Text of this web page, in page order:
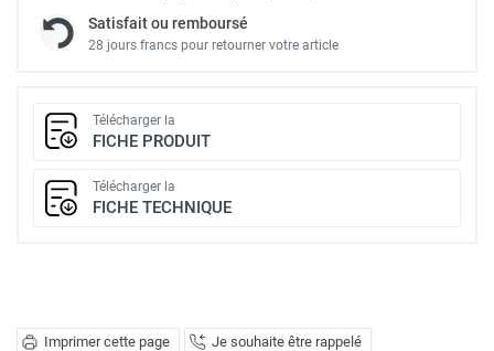
Imprimer cette page Je souhaite être rappelé
Satisfait ou remboursé
28 jours francs pour retourner votre article
Télécharger la
FICHE PRODUIT
Télécharger la
FICHE TECHNIQUE